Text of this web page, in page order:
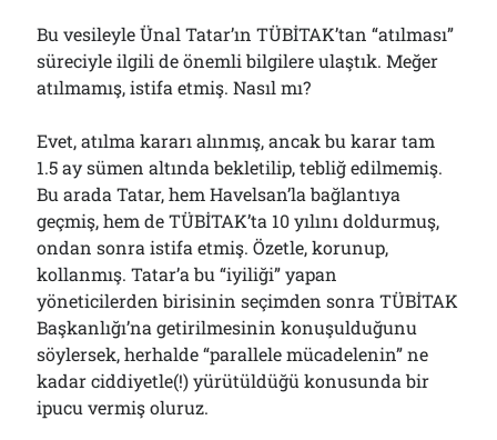
Bu vesileyle Ünal Tatar’ın TÜBİTAK’tan “atılması”
süreciyle ilgili de önemli bilgilere ulaştık. Meğer
atılmamış, istifa etmiş. Nasıl mı?
Evet, atılma kararı alınmış, ancak bu karar tam
1.5 ay sümen altında bekletilip, tebliğ edilmemiş.
Bu arada Tatar, hem Havelsan’la bağlantıya
geçmiş, hem de TÜBİTAK’ta 10 yılını doldurmuş,
ondan sonra istifa etmiş. Özetle, korunup,
kollanmış. Tatar’a bu “iyiliği” yapan
yöneticilerden birisinin seçimden sonra TÜBİTAK
Başkanlığı’na getirilmesinin konuşulduğunu
söylersek, herhalde “parallele mücadelenin” ne
kadar ciddiyetle(!) yürütüldüğü konusunda bir
ipucu vermiş oluruz.